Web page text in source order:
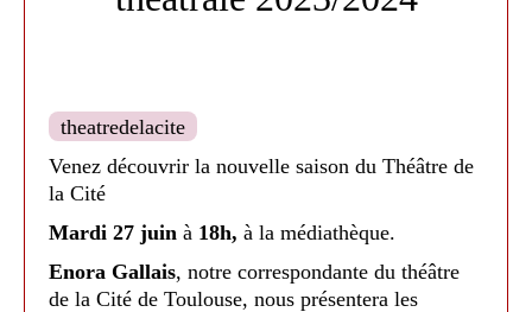
theatredelacite
Venez découvrir la nouvelle saison du Théâtre de
la Cité
Mardi 27 juin à 18h, à la médiathèque.
Enora Gallais, notre correspondante du théâtre
de la Cité de Toulouse, nous présentera les